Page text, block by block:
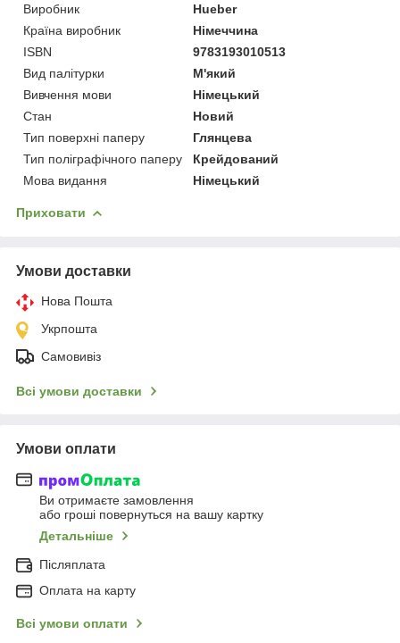
Виробник
Hueber
Країна виробник
Німеччина
ISBN
9783193010513
Вид палітурки
М'який
Вивчення мови
Німецький
Стан
Новий
Тип поверхні паперу
Глянцева
Тип поліграфічного паперу
Крейдований
Мова видання
Німецький
Приховати
Умови доставки
Нова Пошта
Укрпошта
Самовивіз
Всі умови доставки
Умови оплати
Ви отримаєте замовлення
або гроші повернуться на вашу картку
Детальніше
Післяплата
Оплата на карту
Всі умови оплати